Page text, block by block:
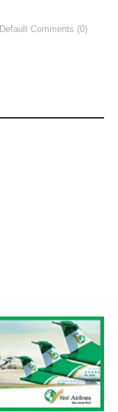
Default Comments (0)